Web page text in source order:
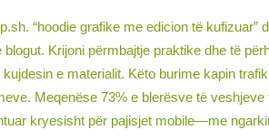
“hoodie grafike me edicion të kufizuar”
Krijoni përmbajtje praktike dhe të
e materialit. Këto burime kapin
Meqenëse 73% e blerësve të
kryesisht për pajisjet mobile—me